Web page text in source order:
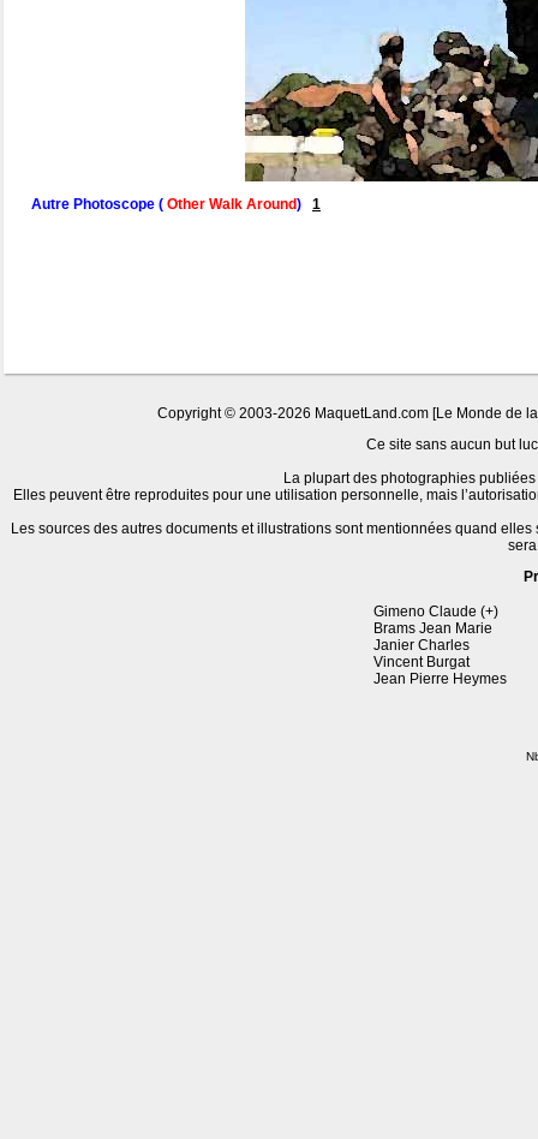
Autre Photoscope ( Other Walk Around) 1
Copyright © 2003-2026 MaquetLand.com [Le Monde de
Ce site sans aucun but
La plupart des photographies
Elles peuvent être reproduites pour une utilisation personnelle, mais
Les sources des autres documents et illustrations sont mentionnées quand
Gimeno Claude (+)
Brams Jean Marie
Janier Charles
Vincent Burgat
Jean Pierre Heymes